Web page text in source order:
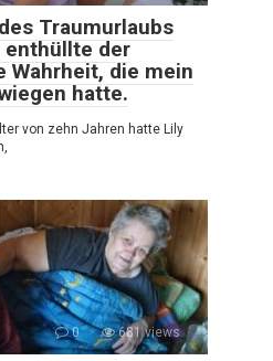
Traumurlaubs
enthüllte der
Wahrheit, die mein
hatte.
von zehn Jahren hatte Lily
0 681 views